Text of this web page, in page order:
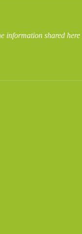
information shared